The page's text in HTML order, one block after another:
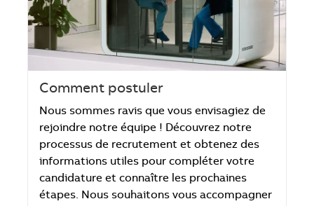
Comment postuler
Nous sommes ravis que vous envisagiez de
rejoindre notre équipe ! Découvrez notre
processus de recrutement et obtenez des
informations utiles pour compléter votre
candidature et connaître les prochaines
étapes. Nous souhaitons vous accompagner